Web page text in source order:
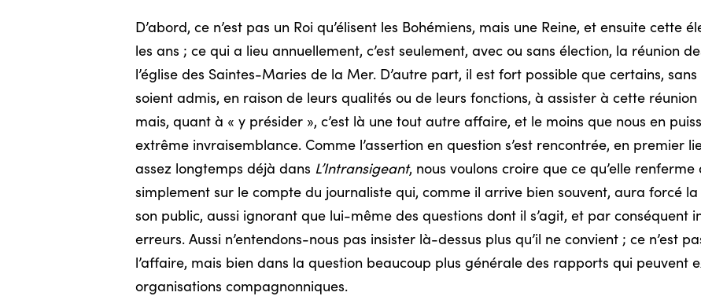
D’abord, ce n’est pas un Roi qu’élisent les Bohémiens, mais une Reine, et ensuite cette
les ans ; ce qui a lieu annuellement, c’est seulement, avec ou sans élection, la réunion
l’église des Saintes-Maries de la Mer. D’autre part, il est fort possible que certains,
soient admis, en raison de leurs qualités ou de leurs fonctions, à assister à cette
mais, quant à « y présider », c’est là une tout autre affaire, et le moins que nous en
extrême invraisemblance. Comme l’assertion en question s’est rencontrée, en premier
assez longtemps déjà dans L’Intransigeant, nous voulons croire que ce qu’elle
simplement sur le compte du journaliste qui, comme il arrive bien souvent, aura forcé
son public, aussi ignorant que lui-même des questions dont il s’agit, et par conséquent
erreurs. Aussi n’entendons-nous pas insister là-dessus plus qu’il ne convient ; ce n’est
l’affaire, mais bien dans la question beaucoup plus générale des rapports qui peuvent
organisations compagnonniques.